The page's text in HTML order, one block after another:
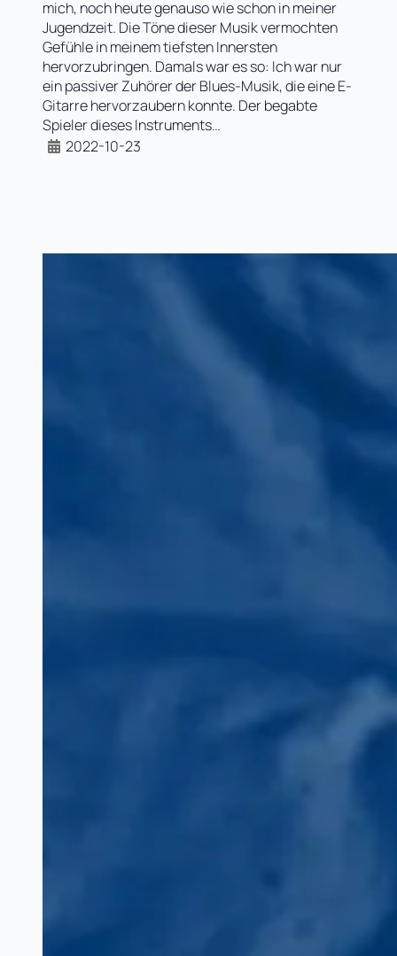
mich, noch heute genauso wie schon in meiner
Jugendzeit. Die Töne dieser Musik vermochten
Gefühle in meinem tiefsten Innersten
hervorzubringen. Damals war es so: Ich war nur
ein passiver Zuhörer der Blues-Musik, die eine E-
Gitarre hervorzaubern konnte. Der begabte
Spieler dieses Instruments…
2022-10-23